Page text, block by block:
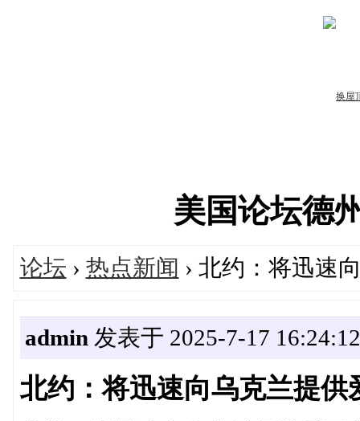
美国论坛德
论坛 › 热点新闻 › 北约：将迅速
admin 发表于 2025-7-17 16:24:12
北约：将迅速向乌克兰提供